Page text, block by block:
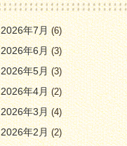
2026年7月(6)
2026年6月(3)
2026年5月(3)
2026年4月(2)
2026年3月(4)
2026年2月(2)